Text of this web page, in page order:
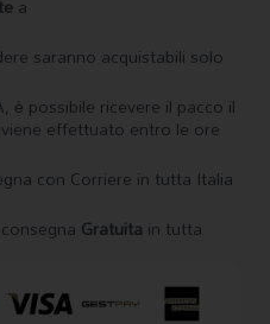
a
saranno acquistabili solo
è possibile ricevere il pacco il
effettuato entro le ore
con Corriere in tutta Italia
Gratuita in tutta